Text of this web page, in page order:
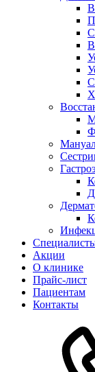
Акции
О клинике
Прайс-лист
Пациентам
Контакты